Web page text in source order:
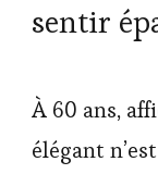
sentir
À 60 ans,
élégant